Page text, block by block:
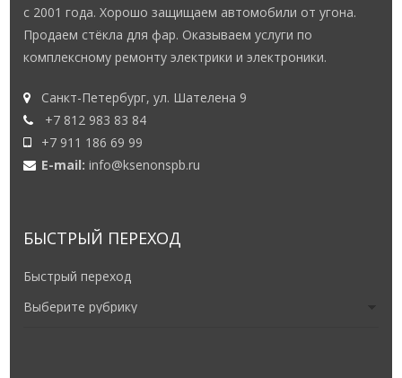
с 2001 года. Хорошо защищаем автомобили от угона.
Продаем стёкла для фар. Оказываем услуги по
комплексному ремонту электрики и электроники.
Санкт-Петербург, ул. Шателена 9
+7 812 983 83 84
+7 911 186 69 99
E-mail:info@ksenonspb.ru
БЫСТРЫЙ ПЕРЕХОД
Быстрый переход